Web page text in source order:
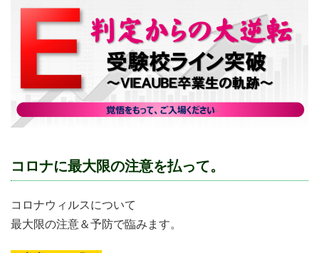
コロナに最大限の注意を払って。
コロナウィルスについて
最大限の注意＆予防で臨みます。